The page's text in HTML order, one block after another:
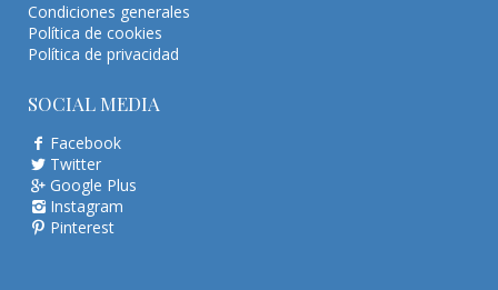
Condiciones generales
Política de cookies
Política de privacidad
SOCIAL MEDIA
Facebook
Twitter
Google Plus
Instagram
Pinterest